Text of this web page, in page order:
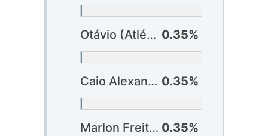
Otávio (Atlético-MG) 0.35%
Caio Alexandre (Bahia) 0.35%
Marlon Freitas (Botafogo) 0.35%